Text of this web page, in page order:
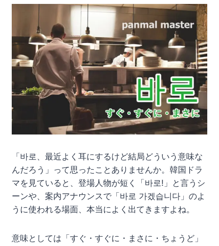
「바로、最近よく耳にするけど結局どういう意味な
んだろう」って思ったことありませんか。韓国ドラ
マを見ていると、登場人物が短く「바로!」と言うシ
ーンや、案内アナウンスで「바로 가겠습니다」のよ
うに使われる場面、本当によく出てきますよね。
意味としては「すぐ・すぐに・まさに・ちょうど」